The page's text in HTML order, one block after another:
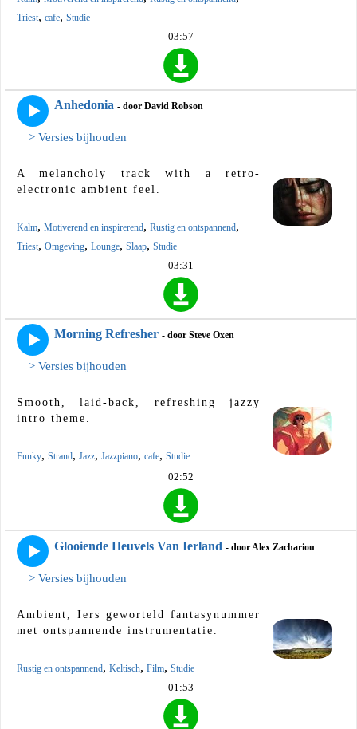
Triest, cafe, Studie
03:57
Anhedonia - door David Robson
> Versies bijhouden
A melancholy track with a retro-
electronic ambient feel.
Kalm, Motiverend en inspirerend, Rustig en ontspannend,
Triest, Omgeving, Lounge, Slaap, Studie
03:31
Morning Refresher - door Steve Oxen
> Versies bijhouden
Smooth, laid-back, refreshing jazzy
intro theme.
Funky, Strand, Jazz, Jazzpiano, cafe, Studie
02:52
Glooiende Heuvels Van Ierland - door Alex Zachariou
> Versies bijhouden
Ambient, Iers geworteld fantasynummer
met ontspannende instrumentatie.
Rustig en ontspannend, Keltisch, Film, Studie
01:53